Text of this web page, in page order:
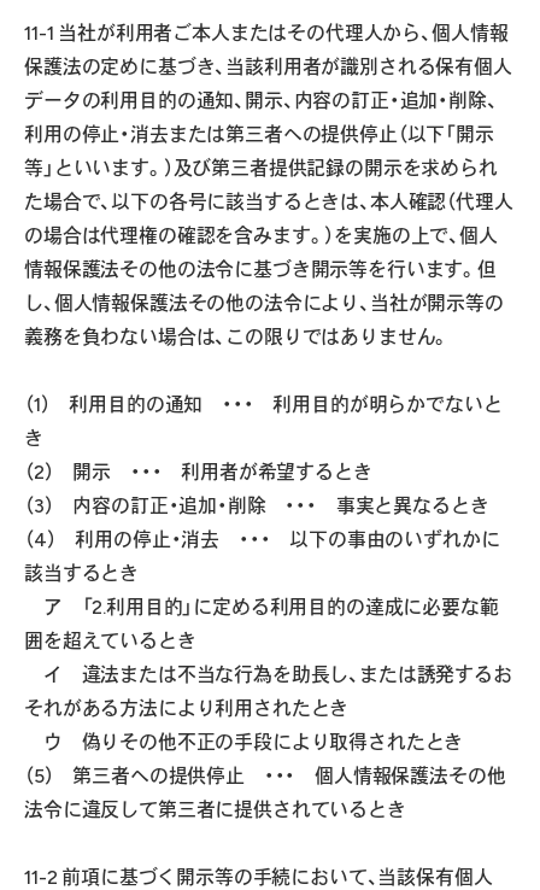
11-1 当社が利用者ご本人またはその代理人から、個人情報
保護法の定めに基づき、当該利用者が識別される保有個人
データの利用目的の通知、開示、内容の訂正・追加・削除、
利用の停止・消去または第三者への提供停止（以下「開示
等」といいます。）及び第三者提供記録の開示を求められ
た場合で、以下の各号に該当するときは、本人確認（代理人
の場合は代理権の確認を含みます。）を実施の上で、個人
情報保護法その他の法令に基づき開示等を行います。但
し、個人情報保護法その他の法令により、当社が開示等の
義務を負わない場合は、この限りではありません。
（1） 利用目的の通知 ・・・ 利用目的が明らかでないと
き
（2） 開示 ・・・ 利用者が希望するとき
（3） 内容の訂正・追加・削除 ・・・ 事実と異なるとき
（4） 利用の停止・消去 ・・・ 以下の事由のいずれかに
該当するとき
ア 「2.利用目的」に定める利用目的の達成に必要な範
囲を超えているとき
イ 違法または不当な行為を助長し、または誘発するお
それがある方法により利用されたとき
ウ 偽りその他不正の手段により取得されたとき
（5） 第三者への提供停止 ・・・ 個人情報保護法その他
法令に違反して第三者に提供されているとき
11-2 前項に基づく開示等の手続において、当該保有個人